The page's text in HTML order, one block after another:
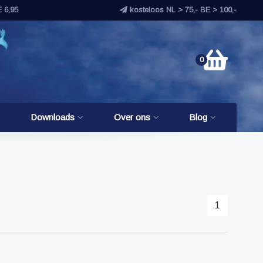
6,95 kosteloos NL > 75,- BE > 100,-
0
Downloads Over ons Blog
1